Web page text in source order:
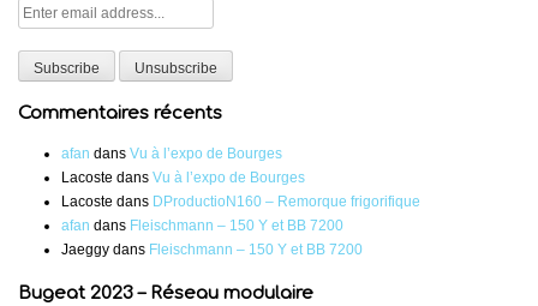
Commentaires récents
afan dans Vu à l’expo de Bourges
Lacoste dans Vu à l’expo de Bourges
Lacoste dans DProductioN160 – Remorque frigorifique
afan dans Fleischmann – 150 Y et BB 7200
Jaeggy dans Fleischmann – 150 Y et BB 7200
Bugeat 2023 – Réseau modulaire